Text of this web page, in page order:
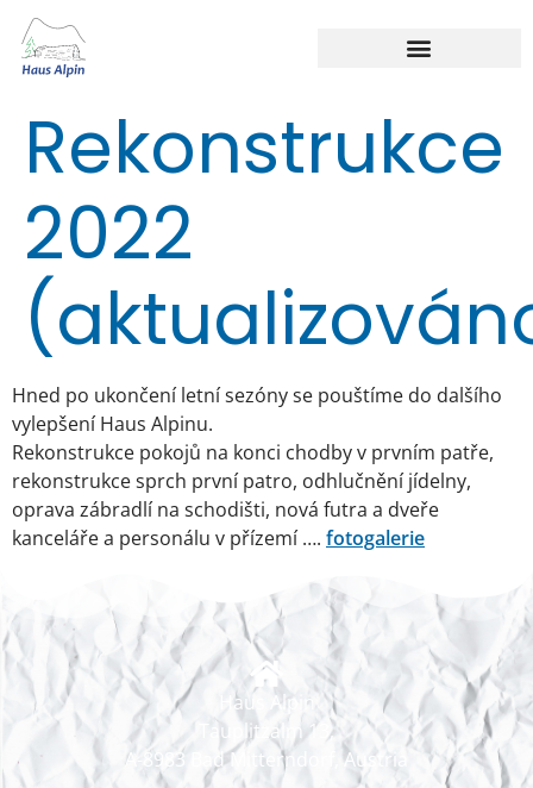
Rekonstrukce
2022
Hned po ukončení letní sezóny se pouštíme do dalšího
vylepšení Haus Alpinu.
Rekonstrukce pokojů na konci chodby v prvním patře,
rekonstrukce sprch první patro, odhlučnění jídelny,
oprava zábradlí na schodišti, nová futra a dveře
kanceláře a personálu v přízemí …. fotogalerie
Haus Alpin
Tauplitzalm 13,
A-8983 Bad Mitterndorf, Austria